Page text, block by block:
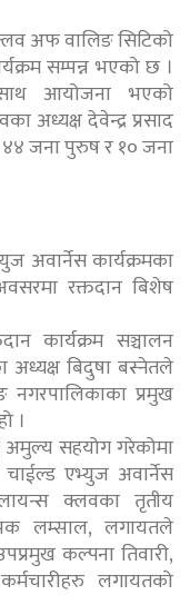
अफ वालिङ सिटिको
सम्पन्न भएको छ ।
साथ आयोजना भएको
अध्यक्ष देवेन्द्र प्रसाद
४४ जना पुरुष र १० जना
अवार्नेस कार्यक्रमका
रक्तदान बिशेष
कार्यक्रम सञ्चालन
बिदुषा बस्नेतले
नगरपालिकाका प्रमुख
।
अमुल्य सहयोग गरेकोमा
चाईल्ड एभ्युज अवार्नेस
क्लवका तृतीय
लम्साल, लगायतले
कल्पना तिवारी,
लगायतको